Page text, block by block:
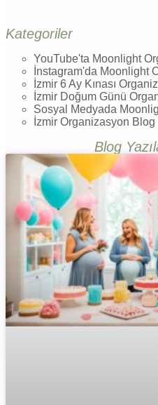
Kategoriler
YouTube'ta Moonlight
İnstagram'da Moonlight
İzmir 6 Ay Kınası
İzmir Doğum Günü
Sosyal Medyada
İzmir Organizasyon Blog
Blog